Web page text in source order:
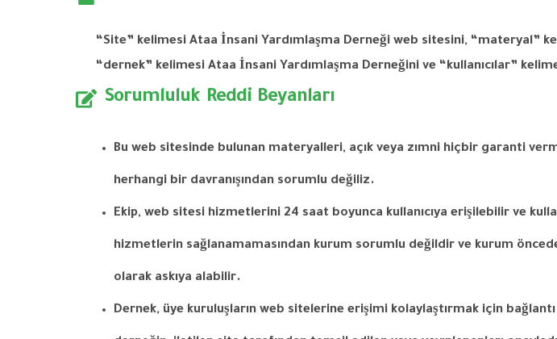
“Site” kelimesi Ataa İnsani Yardımlaşma Derneği web sitesini, “materyal”
“dernek” kelimesi Ataa İnsani Yardımlaşma Derneğini ve “kullanıcılar”
Sorumluluk Reddi Beyanları
Bu web sitesinde bulunan materyalleri, açık veya zımni hiçbir garanti
herhangi bir davranışından sorumlu değiliz.
Ekip,web sitesi hizmetlerini 24 saat boyunca kullanıcıya erişilebilir ve
hizmetlerin sağlanamamasından kurum sorumlu değildir ve kurum
olarak askıya alabilir.
Dernek, üye kuruluşların web sitelerine erişimi kolaylaştırmak için